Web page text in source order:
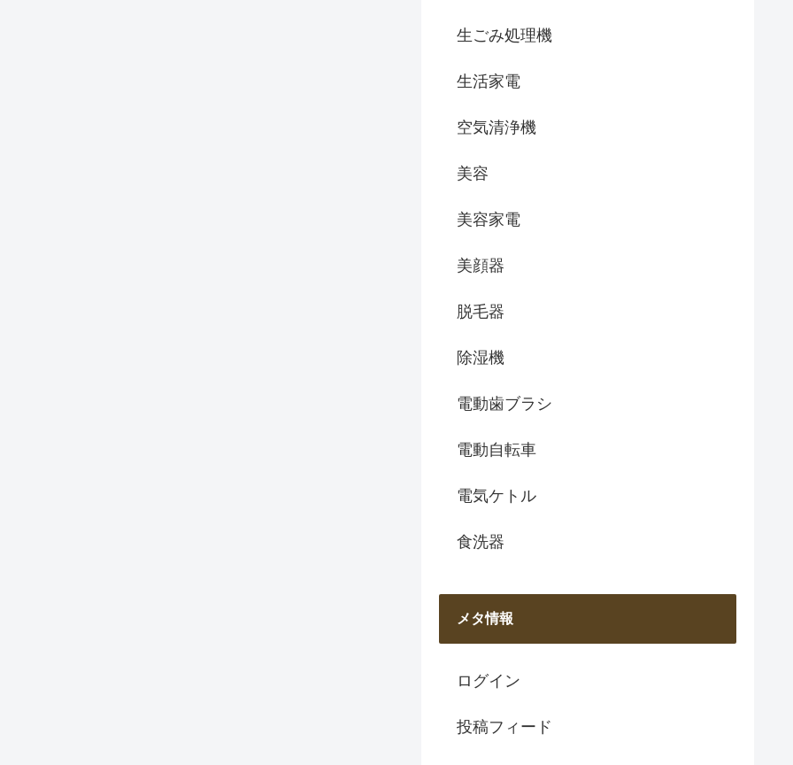
生ごみ処理機
生活家電
空気清浄機
美容
美容家電
美顔器
脱毛器
除湿機
電動歯ブラシ
電動自転車
電気ケトル
食洗器
メタ情報
ログイン
投稿フィード